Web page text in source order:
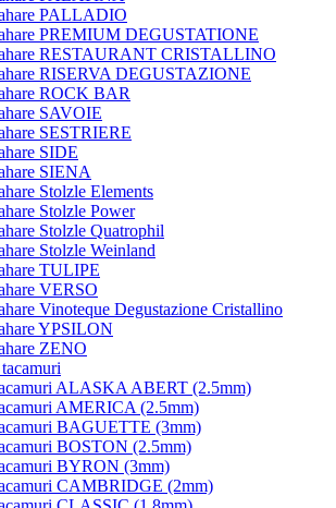
PALLADIO
PREMIUM DEGUSTATIONE
RESTAURANT CRISTALLINO
RISERVA DEGUSTAZIONE
ROCK BAR
SAVOIE
SESTRIERE
SIDE
SIENA
Stolzle Elements
Stolzle Power
Stolzle Quatrophil
Stolzle Weinland
TULIPE
VERSO
Vinoteque Degustazione Cristallino
YPSILON
ZENO
ALASKA ABERT (2.5mm)
AMERICA (2.5mm)
BAGUETTE (3mm)
BOSTON (2.5mm)
BYRON (3mm)
CAMBRIDGE (2mm)